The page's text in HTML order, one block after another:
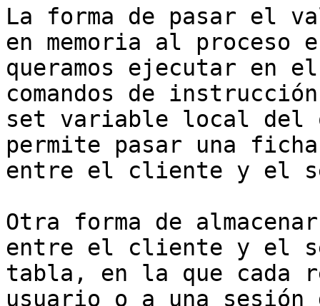
La forma de pasar el
en memoria al proceso
queramos ejecutar en
comandos de
set variable local del
permite pasar una
entre el cliente y el
Otra forma de
entre el cliente y el
tabla, en la que cada
usuario o a una